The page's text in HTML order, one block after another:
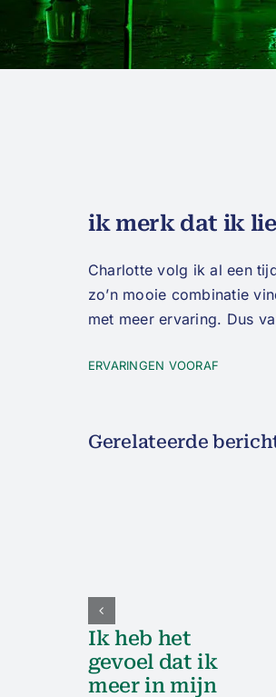
ik merk dat ik
Charlotte volg ik al een
zo’n mooie combinatie
met meer ervaring. Dus
ERVARINGEN VOORAF
Gerelateerde
Ik heb het
gevoel dat ik
meer in mijn